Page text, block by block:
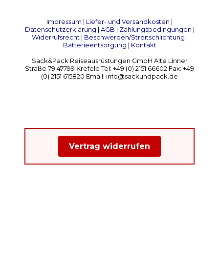
Impressum | Liefer- und Versandkosten |
Datenschutzerklärung | AGB | Zahlungsbedingungen |
Widerrufsrecht | Beschwerden/Streitschlichtung |
Batterieentsorgung | Kontakt
Sack&Pack Reiseausrüstungen GmbH Alte Linner
Straße 79 47799 Krefeld Tel: +49 (0) 2151 66602 Fax: +49
(0) 2151 615820 Email: info@sackundpack.de
Vertrag widerrufen